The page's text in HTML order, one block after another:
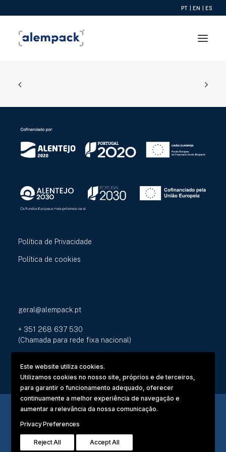
PT | EN | ES
Política de Privacidade
Política de cookies
geral@alempack.pt
+ 351 268 637 530
(Chamada para rede fixa nacional)
Rua de França, Nº 1 - Elvas
Este website utiliza cookies.
Utilizamos cookies no nosso site, próprios e de terceiros,
para garantir o funcionamento adequado, oferecer
continuamente a melhor experiência de navegação e
aumentar a relevância da nossa comunicação.
Privacy Preferences
Reject All Accept All